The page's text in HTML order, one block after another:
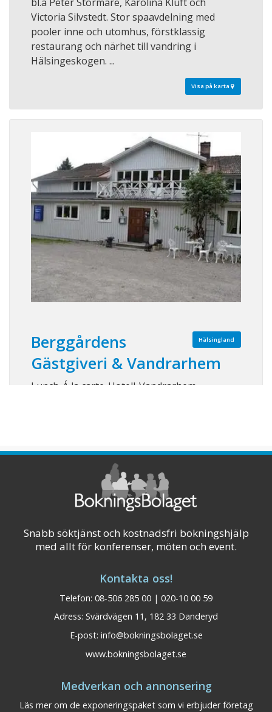
Victoria Silvstedt. Stor spaavdelning med
pooler inne och utomhus, förstklassig
restaurang och närhet till vandring i
Hälsingeskogen. ...
Visa på karta
Hälsingland
Berggårdens
Gästgiveri & Vandrarhem
Lunch-Á la carte-Hotell-Vandrarhem.
har du möjlighet till härlig natur med kust och
Visa på karta
Snabb söktjänst och kostnadsfri bokningshjälp
med allt för konferenser, möten och event.
Kontakta oss!
Telefon: 08-506 285 00 | 020-10 00 59
Adress: Svärdvägen 11, 182 33 Danderyd
E-post: info@bokningsbolaget.se
www.bokningsbolaget.se
Medverkan och annonsering
Läs mer om de exponeringspaket som vi erbjuder företag